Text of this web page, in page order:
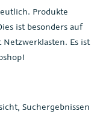
Produkte
ist besonders auf
Es ist
Suchergebnissen